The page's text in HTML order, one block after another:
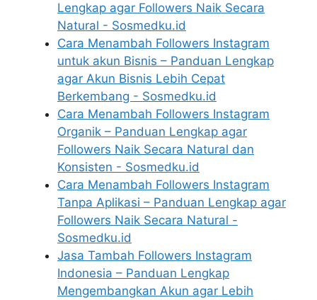
Lengkap agar Followers Naik Secara
Natural - Sosmedku.id
Cara Menambah Followers Instagram
untuk akun Bisnis – Panduan Lengkap
agar Akun Bisnis Lebih Cepat
Berkembang - Sosmedku.id
Cara Menambah Followers Instagram
Organik – Panduan Lengkap agar
Followers Naik Secara Natural dan
Konsisten - Sosmedku.id
Cara Menambah Followers Instagram
Tanpa Aplikasi – Panduan Lengkap agar
Followers Naik Secara Natural -
Sosmedku.id
Jasa Tambah Followers Instagram
Indonesia – Panduan Lengkap
Mengembangkan Akun agar Lebih